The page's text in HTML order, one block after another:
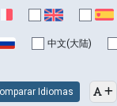
中文(大陆)
Idiomas